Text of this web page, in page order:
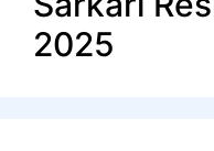
2025